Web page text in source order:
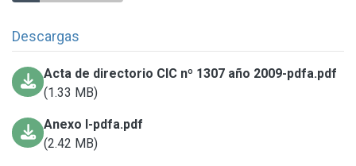
Descargas
Acta de directorio CIC nº 1307 año 2009-pdfa.pdf
(1.33 MB)
Anexo I-pdfa.pdf
(2.42 MB)